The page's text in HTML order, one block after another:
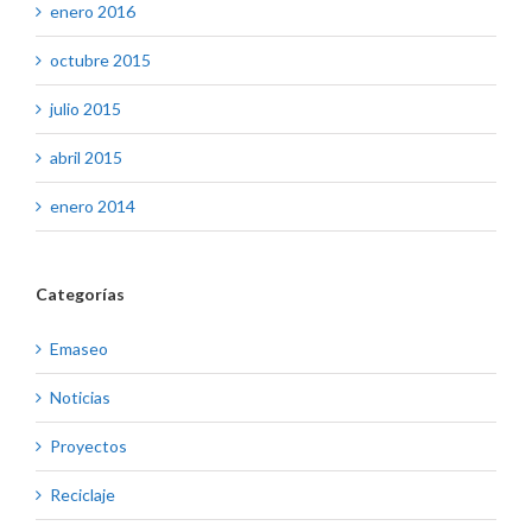
enero 2016
octubre 2015
julio 2015
abril 2015
enero 2014
Categorías
Emaseo
Noticias
Proyectos
Reciclaje